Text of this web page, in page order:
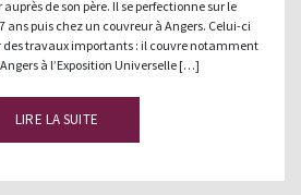
de son père. Il se perfectionne sur le
ans puis chez un couvreur à Angers. Celui-ci
des travaux importants : il couvre notamment
à l’Exposition Universelle […]
LIRE LA SUITE